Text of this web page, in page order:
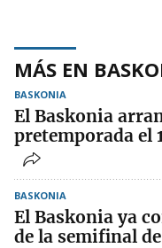
MÁS EN
BASKONIA
El Baskonia
pretemporada el
BASKONIA
El Baskonia ya
de la semifinal